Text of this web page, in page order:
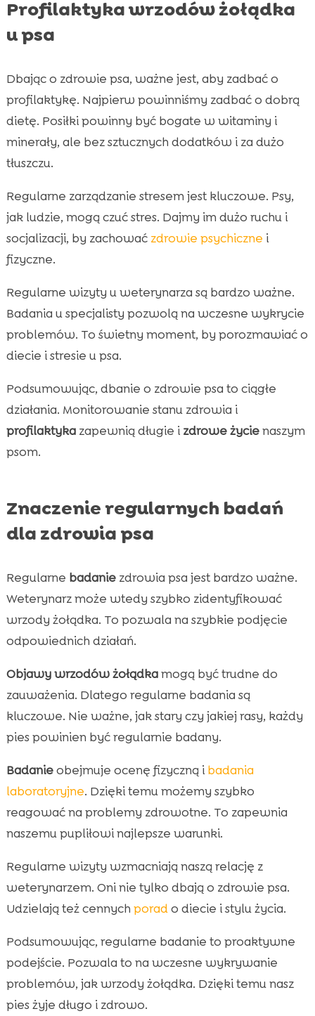
Profilaktyka wrzodów żołądka
u psa
Dbając o zdrowie psa, ważne jest, aby zadbać o
profilaktykę. Najpierw powinniśmy zadbać o dobrą
dietę. Posiłki powinny być bogate w witaminy i
minerały, ale bez sztucznych dodatków i za dużo
tłuszczu.
Regularne zarządzanie stresem jest kluczowe. Psy,
jak ludzie, mogą czuć stres. Dajmy im dużo ruchu i
socjalizacji, by zachować zdrowie psychiczne i
fizyczne.
Regularne wizyty u weterynarza są bardzo ważne.
Badania u specjalisty pozwolą na wczesne wykrycie
problemów. To świetny moment, by porozmawiać o
diecie i stresie u psa.
Podsumowując, dbanie o zdrowie psa to ciągłe
działania. Monitorowanie stanu zdrowia i
profilaktykazapewnią długie i zdrowe życienaszym
psom.
Znaczenie regularnych badań
dla zdrowia psa
Regularne badaniezdrowia psa jest bardzo ważne.
Weterynarz może wtedy szybko zidentyfikować
wrzody żołądka. To pozwala na szybkie podjęcie
odpowiednich działań.
Objawy wrzodów żołądkamogą być trudne do
zauważenia. Dlatego regularne badania są
kluczowe. Nie ważne, jak stary czy jakiej rasy, każdy
pies powinien być regularnie badany.
Badanieobejmuje ocenę fizyczną i badania
laboratoryjne. Dzięki temu możemy szybko
reagować na problemy zdrowotne. To zapewnia
naszemu pupliłowi najlepsze warunki.
Regularne wizyty wzmacniają naszą relację z
weterynarzem. Oni nie tylko dbają o zdrowie psa.
Udzielają też cennych porado diecie i stylu życia.
Podsumowując, regularne badanie to proaktywne
podejście. Pozwala to na wczesne wykrywanie
problemów, jak wrzody żołądka. Dzięki temu nasz
pies żyje długo i zdrowo.